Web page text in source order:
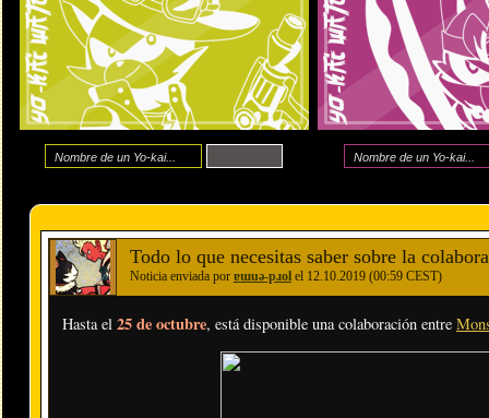
Todo lo que necesitas saber sobre la
Noticia enviada por ɐɯuǝ-pɹol el 12.10.2019 (00:59 CEST)
Hasta el 25 de octubre, está disponible una colaboración entre